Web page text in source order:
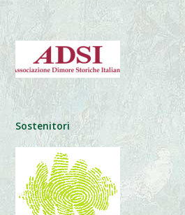
Sostenitori